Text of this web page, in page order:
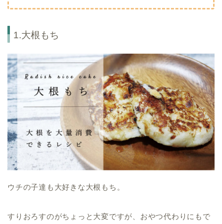
1.大根もち
ウチの子達も大好きな大根もち。
すりおろすのがちょっと大変ですが、おやつ代わりにもで